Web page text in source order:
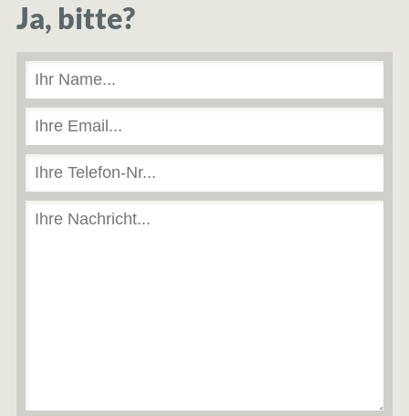
Ja, bitte?